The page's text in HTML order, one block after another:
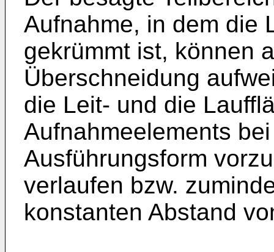
Aufnahme, in dem die
gekrümmt ist, können
Überschneidung
die Leit- und die
Aufnahmeelements
Ausführungsform
verlaufen bzw.
konstanten Abstand